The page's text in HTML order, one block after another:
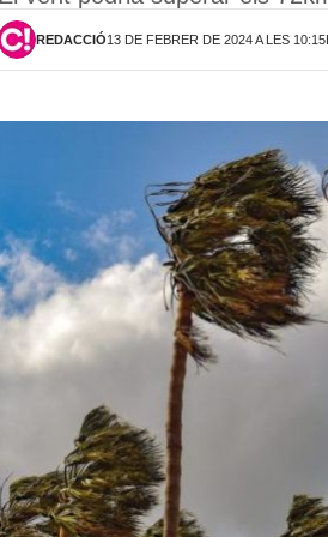
REDACCIÓ13 DE FEBRER DE 2024 A LES